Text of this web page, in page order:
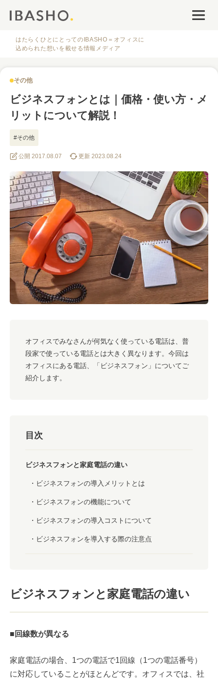
ファシリティナレッジ
人気のタグ
#オフィス #インタビュー #ファシリティ #デザイン #事例
#働き方 #特集 #レイアウト #オフィス移転 #その他
#キャリア #ノウハウ #内装 #おしゃれオフィス #メリット
#こだわりオフィス #コスト #コミュニケーション
#フリーアドレス #ブランディング
はたらくひとにとってのIBASHO＝オフィスに
込められた想いを載せる情報メディア
その他
ビジネスフォンとは｜価格・使い方・メ
リットについて解説！
#その他
公開 2017.08.07 更新 2023.08.24
オフィスでみなさんが何気なく使っている電話は、普
段家で使っている電話とは大きく異なります。今回は
オフィスにある電話、「ビジネスフォン」についてご
紹介します。
目次
ビジネスフォンと家庭電話の違い
ビジネスフォンの導入メリットとは
ビジネスフォンの機能について
ビジネスフォンの導入コストについて
ビジネスフォンを導入する際の注意点
ビジネスフォンと家庭電話の違い
■回線数が異なる
家庭電話の場合、1つの電話で1回線（1つの電話番号）
に対応していることがほとんどです。オフィスでは、社